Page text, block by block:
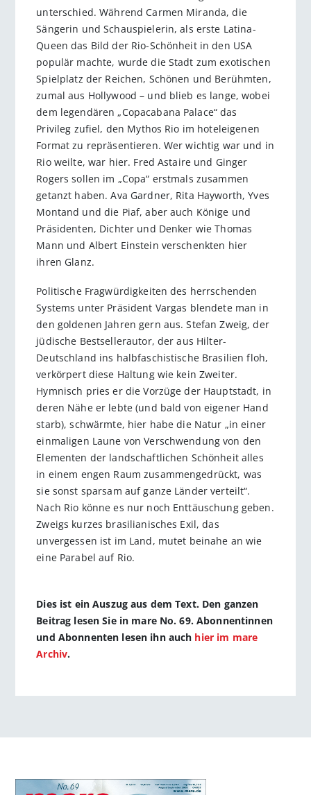
unterschied. Während Carmen Miranda, die
Sängerin und Schauspielerin, als erste Latina-
Queen das Bild der Rio-Schönheit in den USA
populär machte, wurde die Stadt zum exotischen
Spielplatz der Reichen, Schönen und Berühmten,
zumal aus Hollywood – und blieb es lange, wobei
dem legendären „Copacabana Palace“ das
Privileg zufiel, den Mythos Rio im hoteleigenen
Format zu repräsentieren. Wer wichtig war und in
Rio weilte, war hier. Fred Astaire und Ginger
Rogers sollen im „Copa“ erstmals zusammen
getanzt haben. Ava Gardner, Rita Hayworth, Yves
Montand und die Piaf, aber auch Könige und
Präsidenten, Dichter und Denker wie Thomas
Mann und Albert Einstein verschenkten hier
ihren Glanz.
Politische Fragwürdigkeiten des herrschenden
Systems unter Präsident Vargas blendete man in
den goldenen Jahren gern aus. Stefan Zweig, der
jüdische Bestsellerautor, der aus Hilter-
Deutschland ins halbfaschistische Brasilien floh,
verkörpert diese Haltung wie kein Zweiter.
Hymnisch pries er die Vorzüge der Hauptstadt, in
deren Nähe er lebte (und bald von eigener Hand
starb), schwärmte, hier habe die Natur „in einer
einmaligen Laune von Verschwendung von den
Elementen der landschaftlichen Schönheit alles
in einem engen Raum zusammengedrückt, was
sie sonst sparsam auf ganze Länder verteilt“.
Nach Rio könne es nur noch Enttäuschung geben.
Zweigs kurzes brasilianisches Exil, das
unvergessen ist im Land, mutet beinahe an wie
eine Parabel auf Rio.
Dies ist ein Auszug aus dem Text. Den ganzen
Beitrag lesen Sie in mare No. 69. Abonnentinnen
und Abonnenten lesen ihn auch hier im mare
Archiv.